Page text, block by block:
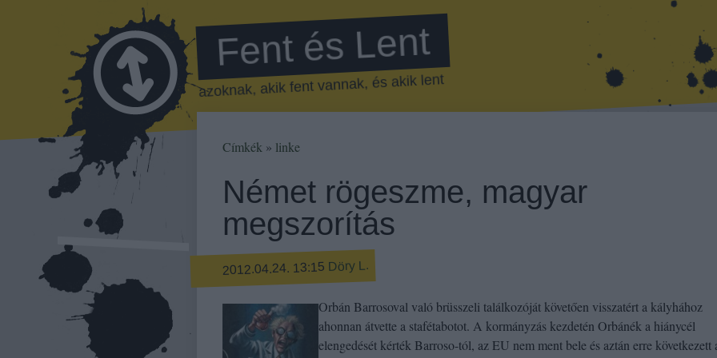
Fent és Lent
azoknak, akik fent vannak, és akik lent
Címkék » linke
Német rögeszme, magyar
megszorítás
2012.04.24. 13:15 Döry L.
Orbán Barrosoval való brüsszeli találkozóját követően visszatért a kályhához
ahonnan átvette a stafétabotot. A kormányzás kezdetén Orbánék a hiánycél
elengedését kérték Barroso-tól, az EU nem ment bele és aztán erre következett